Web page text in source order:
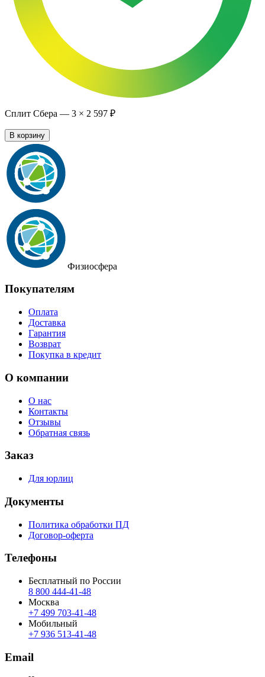
Сплит Сбера — 3 × 2 597 ₽
В корзину
Физиосфера
Покупателям
Оплата
Доставка
Гарантия
Возврат
Покупка в кредит
О компании
О нас
Контакты
Отзывы
Обратная связь
Заказ
Для юрлиц
Документы
Политика обработки ПД
Договор-оферта
Телефоны
Бесплатный по России
8 800 444‑41‑48
Москва
+7 499 703‑41‑48
Мобильный
+7 936 513‑41‑48
Email